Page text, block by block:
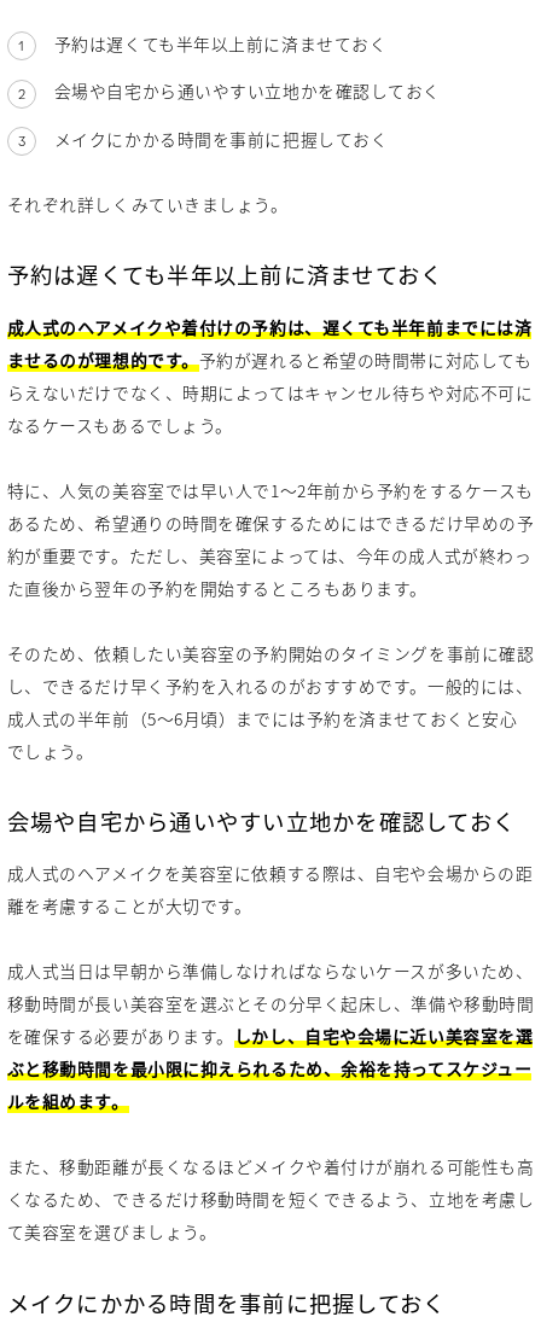
予約は遅くても半年以上前に済ませておく
会場や自宅から通いやすい立地かを確認しておく
メイクにかかる時間を事前に把握しておく
それぞれ詳しくみていきましょう。
予約は遅くても半年以上前に済ませておく
成人式のヘアメイクや着付けの予約は、遅くても半年前までには済
ませるのが理想的です。予約が遅れると希望の時間帯に対応しても
らえないだけでなく、時期によってはキャンセル待ちや対応不可に
なるケースもあるでしょう。
特に、人気の美容室では早い人で1〜2年前から予約をするケースも
あるため、希望通りの時間を確保するためにはできるだけ早めの予
約が重要です。ただし、美容室によっては、今年の成人式が終わっ
た直後から翌年の予約を開始するところもあります。
そのため、依頼したい美容室の予約開始のタイミングを事前に確認
し、できるだけ早く予約を入れるのがおすすめです。一般的には、
成人式の半年前（5〜6月頃）までには予約を済ませておくと安心
でしょう。
会場や自宅から通いやすい立地かを確認しておく
成人式のヘアメイクを美容室に依頼する際は、自宅や会場からの距
離を考慮することが大切です。
成人式当日は早朝から準備しなければならないケースが多いため、
移動時間が長い美容室を選ぶとその分早く起床し、準備や移動時間
を確保する必要があります。 しかし、自宅や会場に近い美容室を選
ぶと移動時間を最小限に抑えられるため、余裕を持ってスケジュー
ルを組めます。
また、移動距離が長くなるほどメイクや着付けが崩れる可能性も高
くなるため、できるだけ移動時間を短くできるよう、立地を考慮し
て美容室を選びましょう。
メイクにかかる時間を事前に把握しておく